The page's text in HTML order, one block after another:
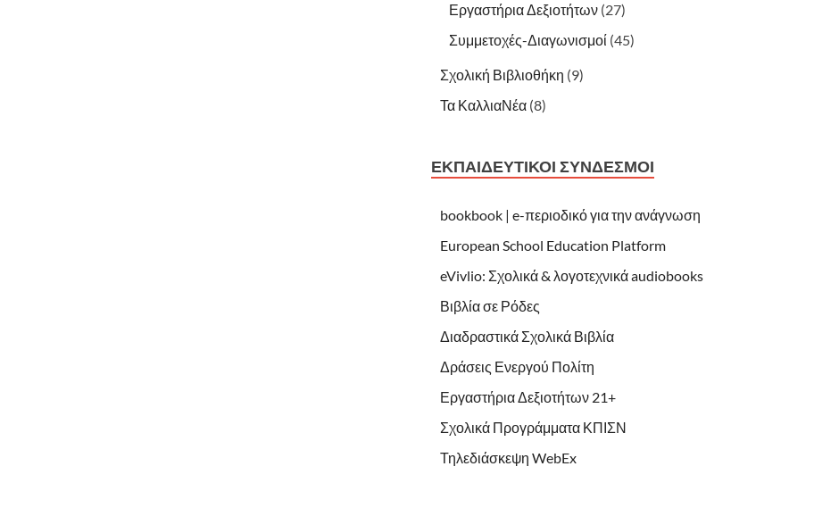
Εργαστήρια Δεξιοτήτων (27)
Συμμετοχές-Διαγωνισμοί (45)
Σχολική Βιβλιοθήκη (9)
Τα ΚαλλιαΝέα (8)
ΕΚΠΑΙΔΕΥΤΙΚΟΊ ΣΎΝΔΕΣΜΟΙ
bookbook | e-περιοδικό για την ανάγνωση
European School Education Platform
eVivlio: Σχολικά & λογοτεχνικά audiobooks
Βιβλία σε Ρόδες
Διαδραστικά Σχολικά Βιβλία
Δράσεις Ενεργού Πολίτη
Εργαστήρια Δεξιοτήτων 21+
Σχολικά Προγράμματα ΚΠΙΣΝ
Τηλεδιάσκεψη WebEx